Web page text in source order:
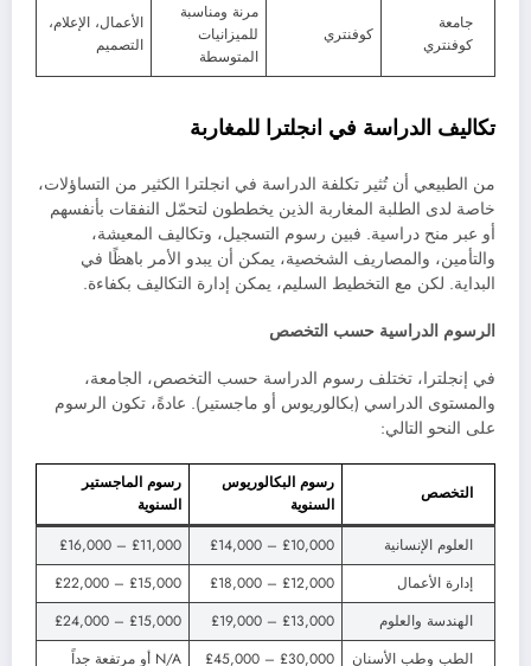
جامعة
كوفنتري
كوفنتري
مرنة ومناسبة
للميزانيات
المتوسطة
الأعمال، الإعلام،
التصميم
تكاليف الدراسة في انجلترا للمغاربة
من الطبيعي أن تُثير تكلفة الدراسة في انجلترا الكثير من التساؤلات،
خاصة لدى الطلبة المغاربة الذين يخططون لتحمّل النفقات بأنفسهم
أو عبر منح دراسية. فبين رسوم التسجيل، وتكاليف المعيشة،
والتأمين، والمصاريف الشخصية، يمكن أن يبدو الأمر باهظًا في
البداية. لكن مع التخطيط السليم، يمكن إدارة التكاليف بكفاءة.
الرسوم الدراسية حسب التخصص
في إنجلترا، تختلف رسوم الدراسة حسب التخصص، الجامعة،
والمستوى الدراسي (بكالوريوس أو ماجستير). عادةً، تكون الرسوم
على النحو التالي:
التخصص
رسوم البكالوريوس
السنوية
رسوم الماجستير
السنوية
العلوم الإنسانية
£10,000 – £14,000
£11,000 – £16,000
إدارة الأعمال
£12,000 – £18,000
£15,000 – £22,000
الهندسة والعلوم
£13,000 – £19,000
£15,000 – £24,000
الطب وطب الأسنان
£30,000 – £45,000 N/A أو مرتفعة جداً